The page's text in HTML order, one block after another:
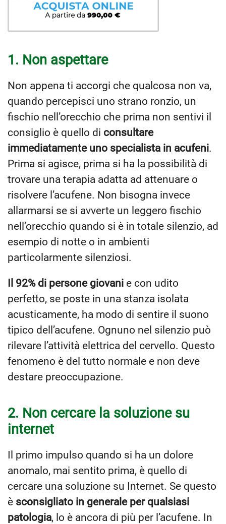
1. Non aspettare
Non appena ti accorgi che qualcosa non va,
quando percepisci uno strano ronzio, un
fischio nell’orecchio che prima non sentivi il
consiglio è quello di consultare
immediatamente uno specialista in acufeni.
Prima si agisce, prima si ha la possibilità di
trovare una terapia adatta ad attenuare o
risolvere l’acufene. Non bisogna invece
allarmarsi se si avverte un leggero fischio
nell’orecchio quando si è in totale silenzio, ad
esempio di notte o in ambienti
particolarmente silenziosi.
Il 92% di persone giovani e con udito
perfetto, se poste in una stanza isolata
acusticamente, ha modo di sentire il suono
tipico dell’acufene. Ognuno nel silenzio può
rilevare l’attività elettrica del cervello. Questo
fenomeno è del tutto normale e non deve
destare preoccupazione.
2. Non cercare la soluzione su
internet
Il primo impulso quando si ha un dolore
anomalo, mai sentito prima, è quello di
cercare una soluzione su Internet. Se questo
è sconsigliato in generale per qualsiasi
patologia, lo è ancora di più per l’acufene. In